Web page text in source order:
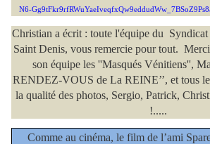
N6-
Christian a écrit : toute l'équipe du
Saint Denis, vous remercie pour tout.
son équipe les ''Masqués Vénitiens'',
RENDEZ-VOUS de La REINE’’, et tous
la qualité des photos, Sergio, Patrick,
!.....
Comme au cinéma, le film de l’ami